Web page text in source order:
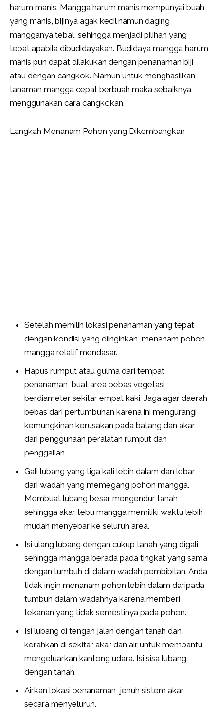
harum manis. Mangga harum manis mempunyai buah
yang manis, bijinya agak kecil namun daging
mangganya tebal, sehingga menjadi pilihan yang
tepat apabila dibudidayakan. Budidaya mangga harum
manis pun dapat dilakukan dengan penanaman biji
atau dengan cangkok. Namun untuk menghasilkan
tanaman mangga cepat berbuah maka sebaiknya
menggunakan cara cangkokan.
Langkah Menanam Pohon yang Dikembangkan
Setelah memilih lokasi penanaman yang tepat
dengan kondisi yang diinginkan, menanam pohon
mangga relatif mendasar.
Hapus rumput atau gulma dari tempat
penanaman, buat area bebas vegetasi
berdiameter sekitar empat kaki. Jaga agar daerah
bebas dari pertumbuhan karena ini mengurangi
kemungkinan kerusakan pada batang dan akar
dari penggunaan peralatan rumput dan
penggalian.
Gali lubang yang tiga kali lebih dalam dan lebar
dari wadah yang memegang pohon mangga.
Membuat lubang besar mengendur tanah
sehingga akar tebu mangga memiliki waktu lebih
mudah menyebar ke seluruh area.
Isi ulang lubang dengan cukup tanah yang digali
sehingga mangga berada pada tingkat yang sama
dengan tumbuh di dalam wadah pembibitan. Anda
tidak ingin menanam pohon lebih dalam daripada
tumbuh dalam wadahnya karena memberi
tekanan yang tidak semestinya pada pohon.
Isi lubang di tengah jalan dengan tanah dan
kerahkan di sekitar akar dan air untuk membantu
mengeluarkan kantong udara. Isi sisa lubang
dengan tanah.
Airkan lokasi penanaman, jenuh sistem akar
secara menyeluruh.